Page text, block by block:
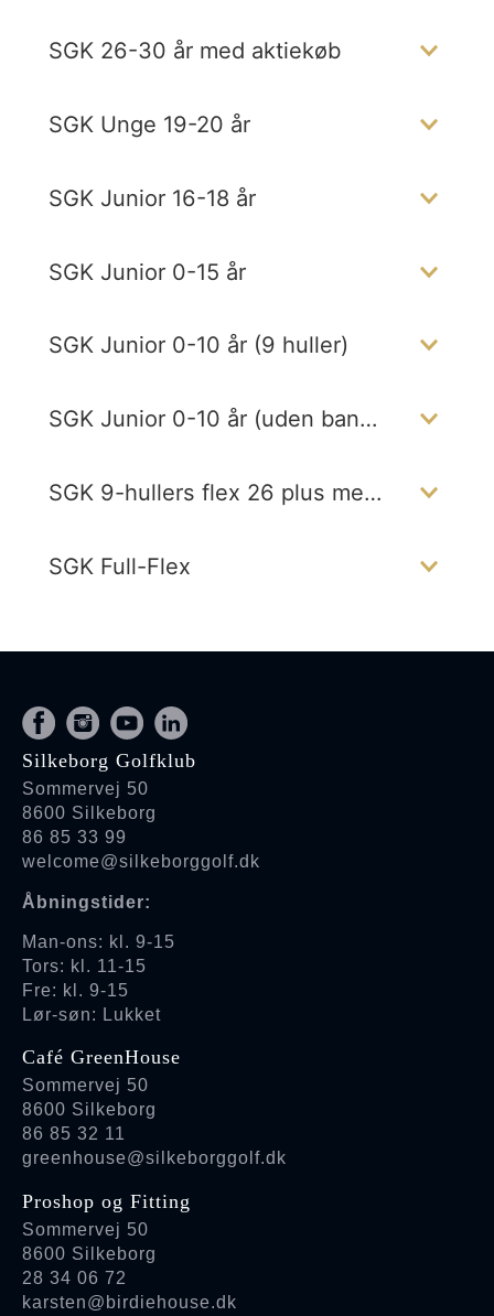
Silkeborg Golfklub
Sommervej 50
8600 Silkeborg
86 85 33 99
welcome@silkeborggolf.dk
Åbningstider:
Man-ons: kl. 9-15
Tors: kl. 11-15
Fre: kl. 9-15
Lør-søn: Lukket
Café GreenHouse
Sommervej 50
8600 Silkeborg
86 85 32 11
greenhouse@silkeborggolf.dk
Proshop og Fitting
Sommervej 50
8600 Silkeborg
28 34 06 72
karsten@birdiehouse.dk